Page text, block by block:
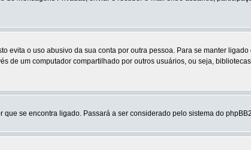
evita o uso abusivo da sua conta por outra pessoa. Para se manter
de um computador compartilhado por outros usuários, ou seja,
se encontra ligado. Passará a ser considerado pelo sistema do